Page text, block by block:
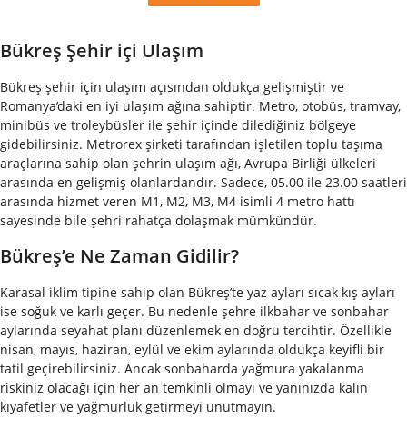
Bükreş Şehir içi Ulaşım
Bükreş şehir için ulaşım açısından oldukça gelişmiştir ve
Romanya’daki en iyi ulaşım ağına sahiptir. Metro, otobüs, tramvay,
minibüs ve troleybüsler ile şehir içinde dilediğiniz bölgeye
gidebilirsiniz. Metrorex şirketi tarafından işletilen toplu taşıma
araçlarına sahip olan şehrin ulaşım ağı, Avrupa Birliği ülkeleri
arasında en gelişmiş olanlardandır. Sadece, 05.00 ile 23.00 saatleri
arasında hizmet veren M1, M2, M3, M4 isimli 4 metro hattı
sayesinde bile şehri rahatça dolaşmak mümkündür.
Bükreş’e Ne Zaman Gidilir?
Karasal iklim tipine sahip olan Bükreş’te yaz ayları sıcak kış ayları
ise soğuk ve karlı geçer. Bu nedenle şehre ilkbahar ve sonbahar
aylarında seyahat planı düzenlemek en doğru tercihtir. Özellikle
nisan, mayıs, haziran, eylül ve ekim aylarında oldukça keyifli bir
tatil geçirebilirsiniz. Ancak sonbaharda yağmura yakalanma
riskiniz olacağı için her an temkinli olmayı ve yanınızda kalın
kıyafetler ve yağmurluk getirmeyi unutmayın.